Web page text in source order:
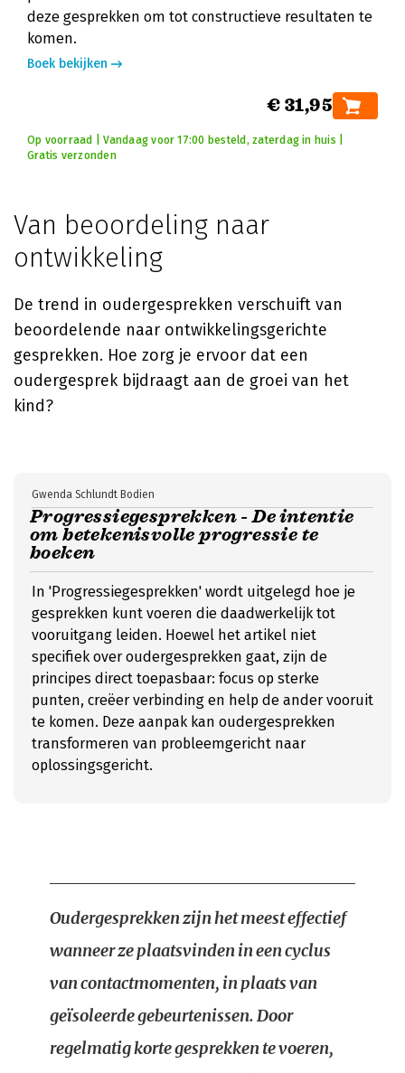
deze gesprekken om tot constructieve resultaten te
komen.
Boek bekijken
€ 31,95
Op voorraad | Vandaag voor 17:00 besteld, zaterdag in huis |
Gratis verzonden
Van beoordeling naar
ontwikkeling
De trend in oudergesprekken verschuift van
beoordelende naar ontwikkelingsgerichte
gesprekken. Hoe zorg je ervoor dat een
oudergesprek bijdraagt aan de groei van het
kind?
Progressiegesprekken - De intentie
om betekenisvolle progressie te
boeken
Gwenda Schlundt Bodien
In 'Progressiegesprekken' wordt uitgelegd hoe je
gesprekken kunt voeren die daadwerkelijk tot
vooruitgang leiden. Hoewel het artikel niet
specifiek over oudergesprekken gaat, zijn de
principes direct toepasbaar: focus op sterke
punten, creëer verbinding en help de ander vooruit
te komen. Deze aanpak kan oudergesprekken
transformeren van probleemgericht naar
oplossingsgericht.
Oudergesprekken zijn het meest effectief
wanneer ze plaatsvinden in een cyclus
van contactmomenten, in plaats van
geïsoleerde gebeurtenissen. Door
regelmatig korte gesprekken te voeren,